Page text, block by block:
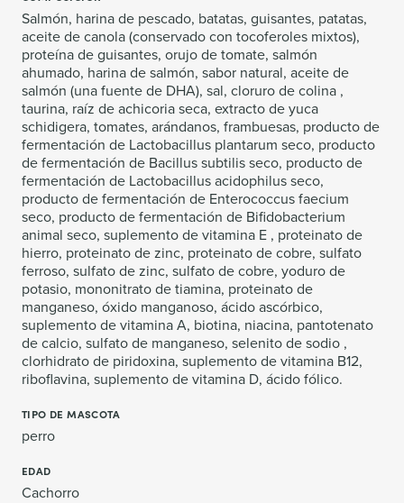
Salmón, harina de pescado, batatas, guisantes, patatas,
aceite de canola (conservado con tocoferoles mixtos),
proteína de guisantes, orujo de tomate, salmón
ahumado, harina de salmón, sabor natural, aceite de
salmón (una fuente de DHA), sal, cloruro de colina ,
taurina, raíz de achicoria seca, extracto de yuca
schidigera, tomates, arándanos, frambuesas, producto de
fermentación de Lactobacillus plantarum seco, producto
de fermentación de Bacillus subtilis seco, producto de
fermentación de Lactobacillus acidophilus seco,
producto de fermentación de Enterococcus faecium
seco, producto de fermentación de Bifidobacterium
animal seco, suplemento de vitamina E , proteinato de
hierro, proteinato de zinc, proteinato de cobre, sulfato
ferroso, sulfato de zinc, sulfato de cobre, yoduro de
potasio, mononitrato de tiamina, proteinato de
manganeso, óxido manganoso, ácido ascórbico,
suplemento de vitamina A, biotina, niacina, pantotenato
de calcio, sulfato de manganeso, selenito de sodio ,
clorhidrato de piridoxina, suplemento de vitamina B12,
riboflavina, suplemento de vitamina D, ácido fólico.
TIPO DE MASCOTA
perro
EDAD
Cachorro